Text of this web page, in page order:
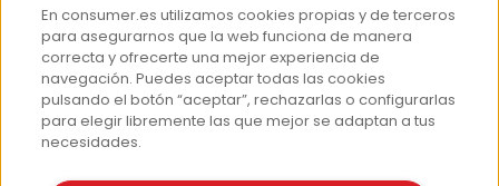
Hemeroteca
Contacto
Prensa
Corpus Lingüístico Consumer
En consumer.es utilizamos cookies propias y de terceros
para asegurarnos que la web funciona de manera
correcta y ofrecerte una mejor experiencia de
navegación. Puedes aceptar todas las cookies
pulsando el botón “aceptar”, rechazarlas o configurarlas
para elegir libremente las que mejor se adaptan a tus
necesidades.